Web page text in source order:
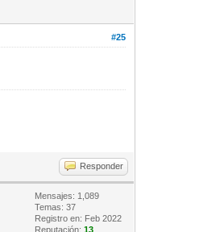
#25
Responder
Mensajes: 1,089
Temas: 37
Registro en: Feb 2022
Reputación:13